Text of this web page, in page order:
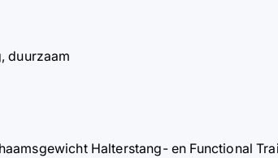
duurzaam
Halterstang- en Functional